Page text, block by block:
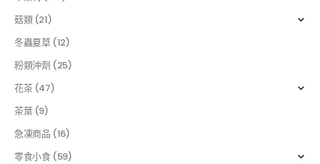
菇類 (21)
冬蟲夏草 (12)
粉類沖劑 (25)
花茶 (47)
茶葉 (9)
急凍商品 (16)
零食小食 (59)